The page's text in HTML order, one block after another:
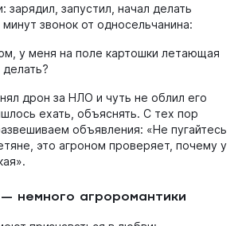
зарядил, запустил, начал делать
звонок от односельчанина:
у меня на поле картошки летающая
дрон за НЛО и чуть не облил его
ехать, объяснять. С тех пор
объявления: «Не пугайтесь
это агроном проверяет, почему у
немного агроромантики